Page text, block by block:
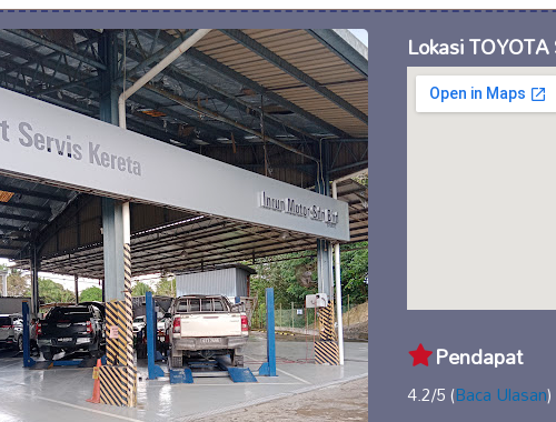
Lokasi
Pendapat
4.2/5 (Baca Ulasan)